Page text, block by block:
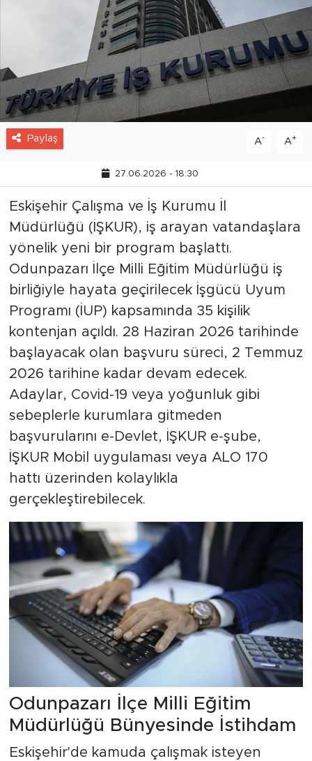
Paylaş A- A+
27.06.2026 - 18:30
Eskişehir Çalışma ve İş Kurumu İl
Müdürlüğü (İŞKUR), iş arayan vatandaşlara
yönelik yeni bir program başlattı.
Odunpazarı İlçe Milli Eğitim Müdürlüğü iş
birliğiyle hayata geçirilecek İşgücü Uyum
Programı (İUP) kapsamında 35 kişilik
kontenjan açıldı. 28 Haziran 2026 tarihinde
başlayacak olan başvuru süreci, 2 Temmuz
2026 tarihine kadar devam edecek.
Adaylar, Covid-19 veya yoğunluk gibi
sebeplerle kurumlara gitmeden
başvurularını e-Devlet, İŞKUR e-şube,
İŞKUR Mobil uygulaması veya ALO 170
hattı üzerinden kolaylıkla
gerçekleştirebilecek.
Odunpazarı İlçe Milli Eğitim
Müdürlüğü Bünyesinde İstihdam
Eskişehir'de kamuda çalışmak isteyen